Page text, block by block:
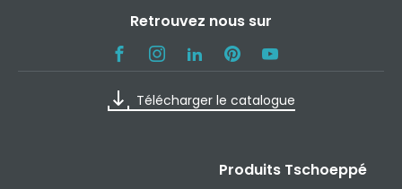
Retrouvez nous sur
Télécharger le catalogue
Produits Tschoeppé